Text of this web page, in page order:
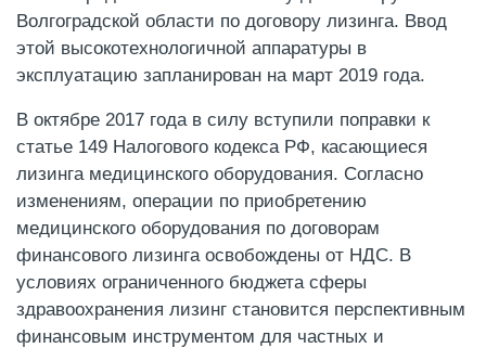
Волгоградской области по договору лизинга. Ввод
этой высокотехнологичной аппаратуры в
эксплуатацию запланирован на март 2019 года.
В октябре 2017 года в силу вступили поправки к
статье 149 Налогового кодекса РФ, касающиеся
лизинга медицинского оборудования. Согласно
изменениям, операции по приобретению
медицинского оборудования по договорам
финансового лизинга освобождены от НДС. В
условиях ограниченного бюджета сферы
здравоохранения лизинг становится перспективным
финансовым инструментом для частных и